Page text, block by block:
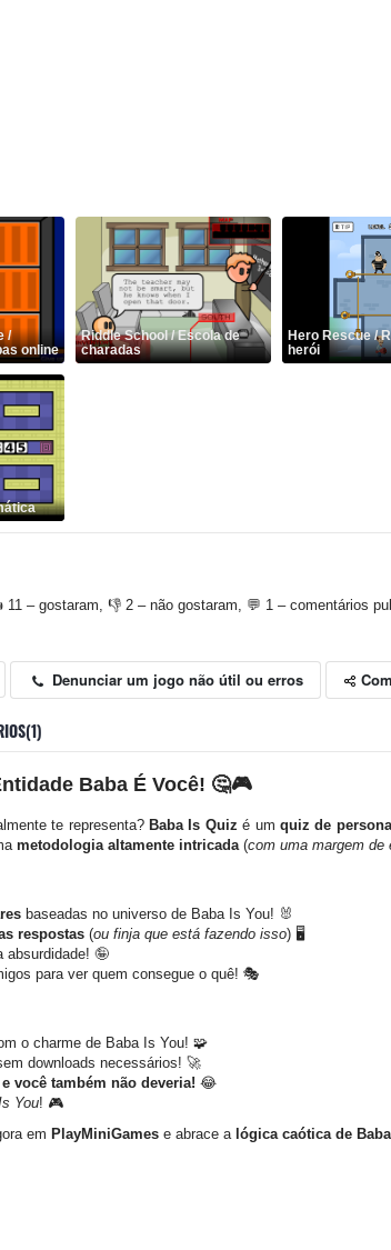
/
online
Riddle School / Escola de
charadas
Hero Rescue /
herói
– gostaram, 👎 2 – não gostaram, 💬 1 – comentários
Denunciar um jogo não útil ou erros
Baba É Você! 🤔🎮
te representa? Baba Is Quiz é umquiz de
metodologia altamente intricada(com uma margem de
baseadas no universo de Baba Is You! 🐰
respostas(ou finja que está fazendo isso) 🖥️
absurdidade! 🤪
para ver quem consegue o quê! 🎭
o charme de Baba Is You! 🧩
downloads necessários! 🚀
você também não deveria! 😂
You! 🎮
em PlayMiniGamese abrace a lógica caótica de